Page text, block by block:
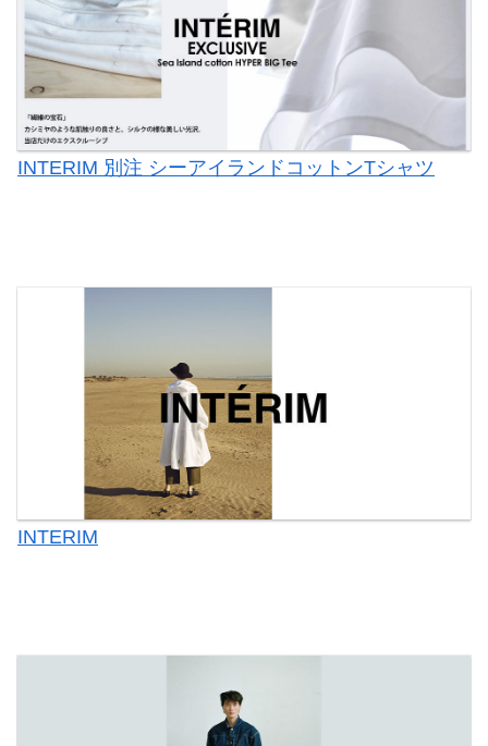
INTERIM 別注 シーアイランドコットンTシャツ
INTERIM